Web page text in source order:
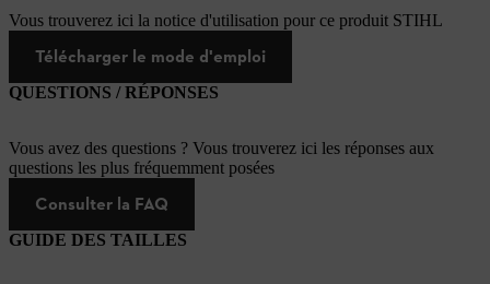
Vous trouverez ici la notice d'utilisation pour ce produit STIHL
Télécharger le mode d'emploi
QUESTIONS / RÉPONSES
Vous avez des questions ? Vous trouverez ici les réponses aux
questions les plus fréquemment posées
Consulter la FAQ
GUIDE DES TAILLES